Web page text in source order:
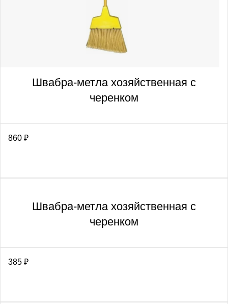
Швабра-метла хозяйственная с
черенком
860 ₽
Швабра-метла хозяйственная с
черенком
385 ₽